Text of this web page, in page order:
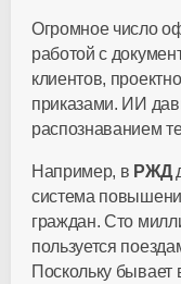
Огромное число
работой с
клиентов,
приказами. ИИ
распознаванием
Например, в РЖД
система
граждан. Сто
пользуется
Поскольку бывает